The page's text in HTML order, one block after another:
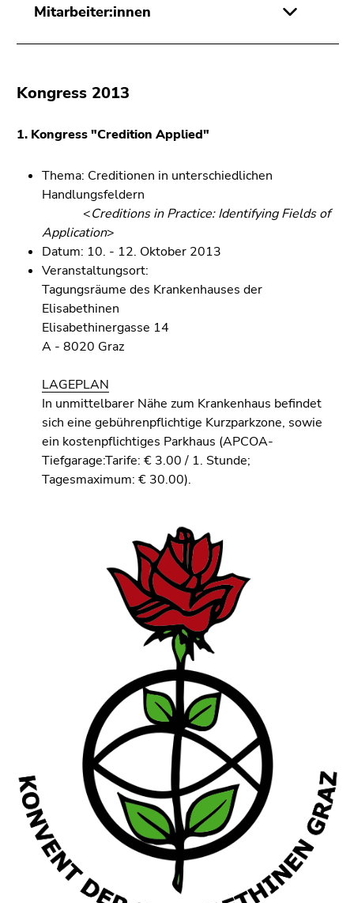
Mitarbeiter:innen
Kongress 2013
1. Kongress "Credition Applied"
Thema: Creditionen in unterschiedlichen
Handlungsfeldern
<Creditions in Practice: Identifying Fields of
Application>
Datum: 10. - 12. Oktober 2013
Veranstaltungsort:
Tagungsräume des Krankenhauses der
Elisabethinen
Elisabethinergasse 14
A - 8020 Graz
LAGEPLAN
In unmittelbarer Nähe zum Krankenhaus befindet
sich eine gebührenpflichtige Kurzparkzone, sowie
ein kostenpflichtiges Parkhaus (APCOA-
Tiefgarage:Tarife: € 3.00 / 1. Stunde;
Tagesmaximum: € 30.00).